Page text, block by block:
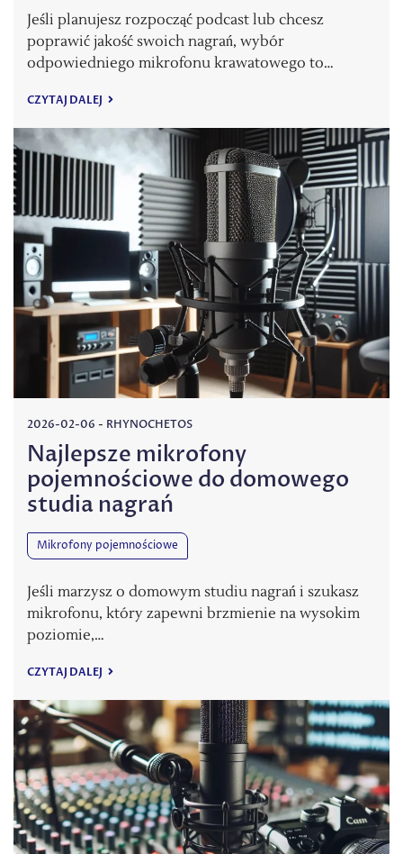
Jeśli planujesz rozpocząć podcast lub chcesz
poprawić jakość swoich nagrań, wybór
odpowiedniego mikrofonu krawatowego to…
CZYTAJ DALEJ
2026-02-06 - RHYNOCHETOS
Najlepsze mikrofony
pojemnościowe do domowego
studia nagrań
Mikrofony pojemnościowe
Jeśli marzysz o domowym studiu nagrań i szukasz
mikrofonu, który zapewni brzmienie na wysokim
poziomie,…
CZYTAJ DALEJ